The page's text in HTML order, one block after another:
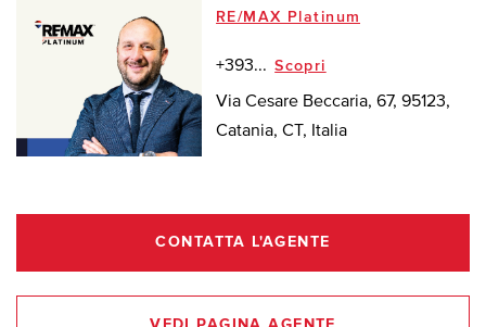
RE/MAX Platinum
+393... Scopri
Via Cesare Beccaria, 67, 95123,
Catania, CT, Italia
CONTATTA L'AGENTE